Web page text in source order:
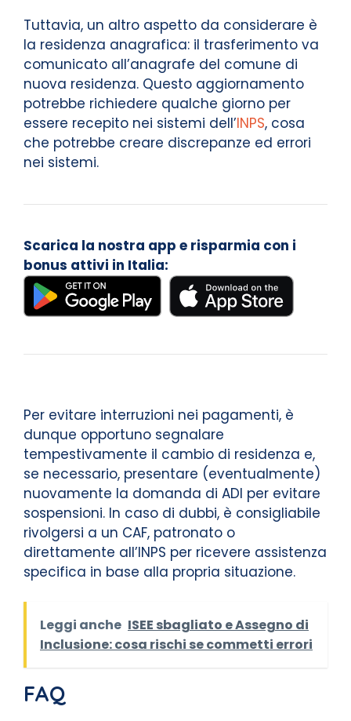
Tuttavia, un altro aspetto da considerare è
la residenza anagrafica: il trasferimento va
comunicato all’anagrafe del comune di
nuova residenza. Questo aggiornamento
potrebbe richiedere qualche giorno per
essere recepito nei sistemi dell’INPS, cosa
che potrebbe creare discrepanze ed errori
nei sistemi.
Scarica la nostra app e risparmia con i
bonus attivi in Italia:
Per evitare interruzioni nei pagamenti, è
dunque opportuno segnalare
tempestivamente il cambio di residenza e,
se necessario, presentare (eventualmente)
nuovamente la domanda di ADI per evitare
sospensioni. In caso di dubbi, è consigliabile
rivolgersi a un CAF, patronato o
direttamente all’INPS per ricevere assistenza
specifica in base alla propria situazione.
Leggi anche ISEE sbagliato e Assegno di
Inclusione: cosa rischi se commetti errori
FAQ